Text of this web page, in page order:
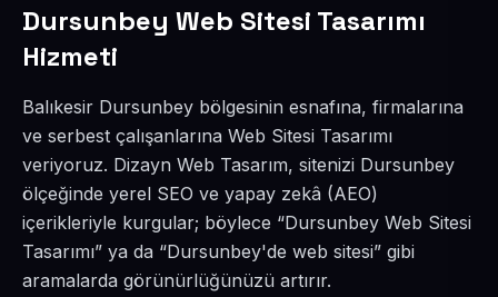
Dursunbey Web Sitesi Tasarımı
Hizmeti
Balıkesir Dursunbey bölgesinin esnafına, firmalarına
ve serbest çalışanlarına Web Sitesi Tasarımı
veriyoruz. Dizayn Web Tasarım, sitenizi Dursunbey
ölçeğinde yerel SEO ve yapay zekâ (AEO)
içerikleriyle kurgular; böylece “Dursunbey Web Sitesi
Tasarımı” ya da “Dursunbey'de web sitesi” gibi
aramalarda görünürlüğünüzü artırır.